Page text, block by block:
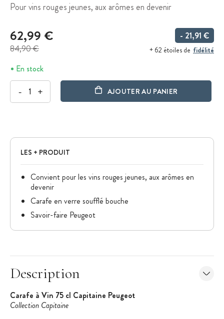
Pour vins rouges jeunes, aux arômes en devenir
62,99 €
84,90 €
- 21,91 €
+ 62 étoiles de fidélité
En stock
- + AJOUTER AU PANIER
LES + PRODUIT
Convient pour les vins rouges jeunes, aux arômes en
devenir
Carafe en verre soufflé bouche
Savoir-faire Peugeot
Description
Carafe à Vin 75 cl Capitaine Peugeot
Collection Capitaine